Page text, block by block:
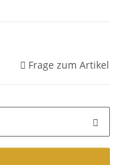
Frage zum Artikel